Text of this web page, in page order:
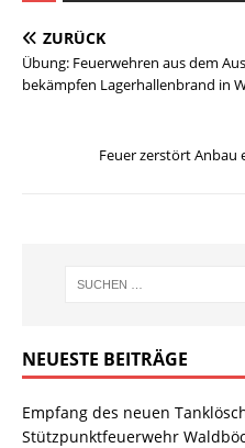
ZURÜCK
Übung: Feuerwehren aus dem
bekämpfen Lagerhallenbrand in
Feuer zerstört Anbau
NEUESTE BEITRÄGE
Empfang des neuen
Stützpunktfeuerwehr